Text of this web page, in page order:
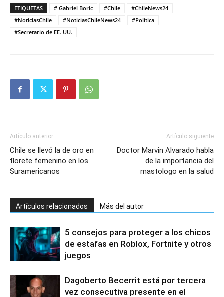
ETIQUETAS # Gabriel Boric #Chile
#ChileNews24
#NoticiasChile
#NoticiasChileNews24
#Política
#Secretario de EE. UU.
Artículo anterior
Chile se llevó la de oro en
florete femenino en los
Suramericanos
Artículo siguiente
Doctor Marvin Alvarado habla
de la importancia del
mastologo en la salud
Artículos relacionados Más del autor
5 consejos para proteger a los chicos
de estafas en Roblox, Fortnite y otros
juegos
Dagoberto Becerrit está por tercera
vez consecutiva presente en el